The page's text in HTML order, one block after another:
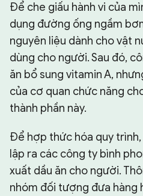
Để che giấu hành vi của
dụng đường ống ngầm
nguyên liệu dành cho vật
dùng cho người. Sau đó,
ăn bổ sung vitamin A,
của cơ quan chức năng
thành phần này.
Để hợp thức hóa quy
lập ra các công ty bình
xuất dầu ăn cho người.
nhóm đối tượng đưa hàng